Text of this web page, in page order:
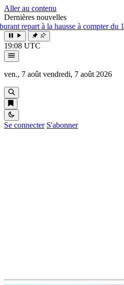
Aller au contenu
Dernières nouvelles
à la hausse à compter du 1er août ●
19:08 UTC
ven., 7 août vendredi, 7 août 2026
Se connecter S'abonner